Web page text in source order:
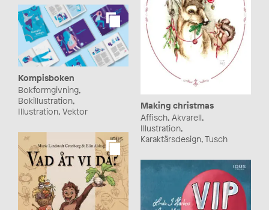
Making christmas
Affisch, Akvarell,
Illustration,
Karaktärsdesign, Tusch
Kompisboken
Bokformgivning,
Bokillustration,
Illustration, Vektor